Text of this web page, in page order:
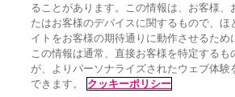
RECOMMEND
インフォメーション | プレゼン
MUSIC ON! TV（エムオン!）とは？
サイト案内
| エムオン!友の会 | ク
ることがあります。この情報は、お客様、
たはお客様のデバイスに関するもので、ほ
イトをお客様の期待通りに動作させるため
この情報は通常、直接お客様を特定するも
が、よりパーソナライズされたウェブ体験
できます。
クッキーポリシー